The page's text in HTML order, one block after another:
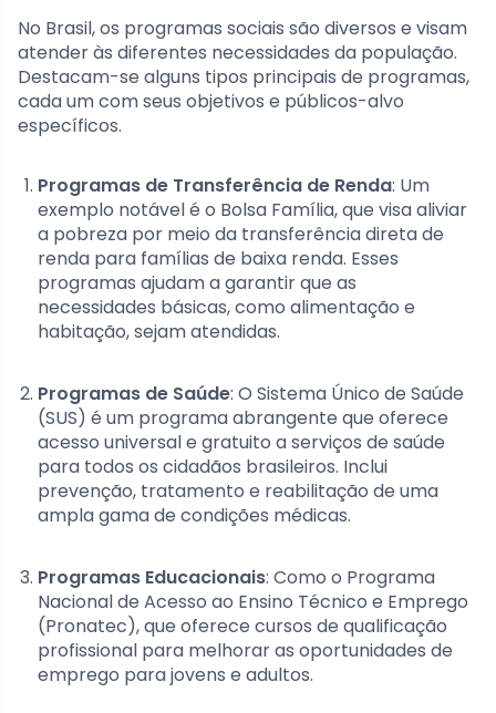
No Brasil, os programas sociais são diversos e visam
atender às diferentes necessidades da população.
Destacam-se alguns tipos principais de programas,
cada um com seus objetivos e públicos-alvo
específicos.
Programas de Transferência de Renda: Um
exemplo notável é o Bolsa Família, que visa aliviar
a pobreza por meio da transferência direta de
renda para famílias de baixa renda. Esses
programas ajudam a garantir que as
necessidades básicas, como alimentação e
habitação, sejam atendidas.
Programas de Saúde: O Sistema Único de Saúde
(SUS) é um programa abrangente que oferece
acesso universal e gratuito a serviços de saúde
para todos os cidadãos brasileiros. Inclui
prevenção, tratamento e reabilitação de uma
ampla gama de condições médicas.
Programas Educacionais: Como o Programa
Nacional de Acesso ao Ensino Técnico e Emprego
(Pronatec), que oferece cursos de qualificação
profissional para melhorar as oportunidades de
emprego para jovens e adultos.